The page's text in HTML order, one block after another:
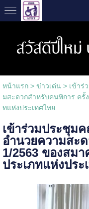
หน้าแรก> ข่าวเด่น > เข้าร่
มสะดวกสำหรับคนพิการ ครั้
ทแห่งประเทศไทย
เข้าร่วมประชุม
อำนวยความสะ
1/2563 ของสม
ประเภทแห่งประ